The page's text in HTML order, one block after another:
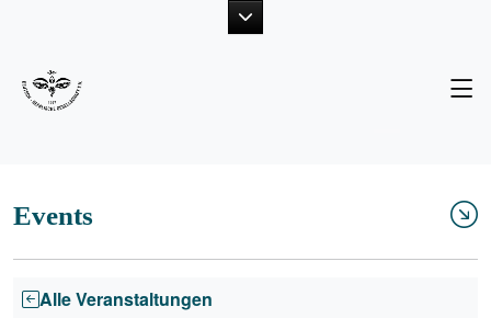
Events
Alle Veranstaltungen
Unsere Ziele
Neuigkeiten